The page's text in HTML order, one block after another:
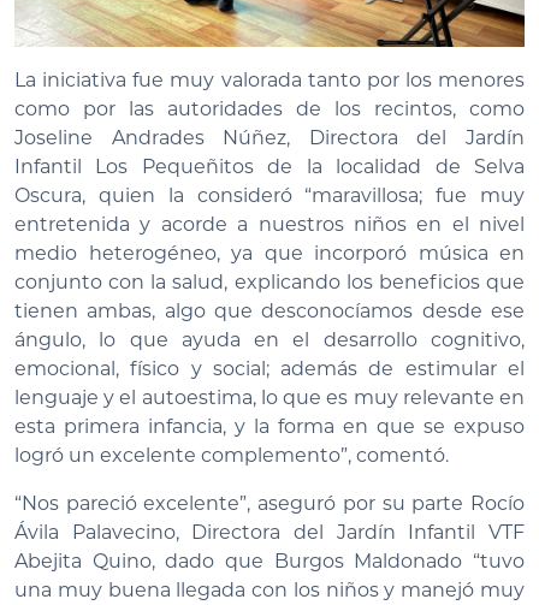
La iniciativa fue muy valorada tanto por los menores
como por las autoridades de los recintos, como
Joseline Andrades Núñez, Directora del Jardín
Infantil Los Pequeñitos de la localidad de Selva
Oscura, quien la consideró “maravillosa; fue muy
entretenida y acorde a nuestros niños en el nivel
medio heterogéneo, ya que incorporó música en
conjunto con la salud, explicando los beneficios que
tienen ambas, algo que desconocíamos desde ese
ángulo, lo que ayuda en el desarrollo cognitivo,
emocional, físico y social; además de estimular el
lenguaje y el autoestima, lo que es muy relevante en
esta primera infancia, y la forma en que se expuso
logró un excelente complemento”, comentó.
“Nos pareció excelente”, aseguró por su parte Rocío
Ávila Palavecino, Directora del Jardín Infantil VTF
Abejita Quino, dado que Burgos Maldonado “tuvo
una muy buena llegada con los niños y manejó muy